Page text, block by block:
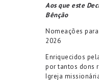
Aos que este
Bênção
Nomeações
2026
Enriquecidos
por tantos dons
Igreja